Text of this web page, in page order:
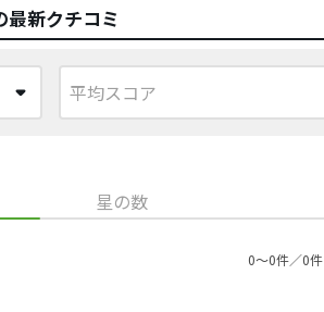
新クチコミ
星の数
0〜0件／0件